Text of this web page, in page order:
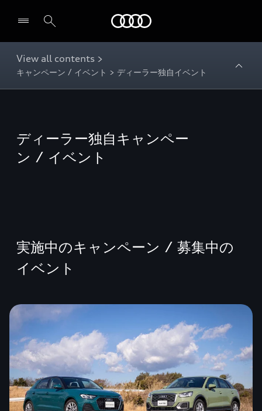
View all contents >
キャンペーン / イベント > ディーラー独自イベント
ディーラー独自キャンペー
ン / イベント
実施中のキャンペーン / 募集中の
イベント